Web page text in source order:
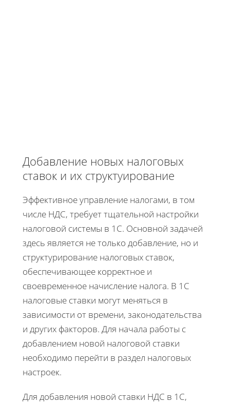
Добавление новых налоговых
ставок и их структуирование
Эффективное управление налогами, в том
числе НДС, требует тщательной настройки
налоговой системы в 1С. Основной задачей
здесь является не только добавление, но и
структурирование налоговых ставок,
обеспечивающее корректное и
своевременное начисление налога. В 1С
налоговые ставки могут меняться в
зависимости от времени, законодательства
и других факторов. Для начала работы с
добавлением новой налоговой ставки
необходимо перейти в раздел налоговых
настроек.
Для добавления новой ставки НДС в 1С,